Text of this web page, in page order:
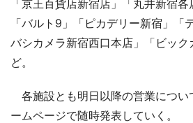
「京王百貨店新宿店」「丸井新宿各
「バルト9」「ピカデリー新宿」「
バシカメラ新宿西口本店」「ビック
ど。
各施設とも明日以降の営業につい
ームページで随時発表していく。